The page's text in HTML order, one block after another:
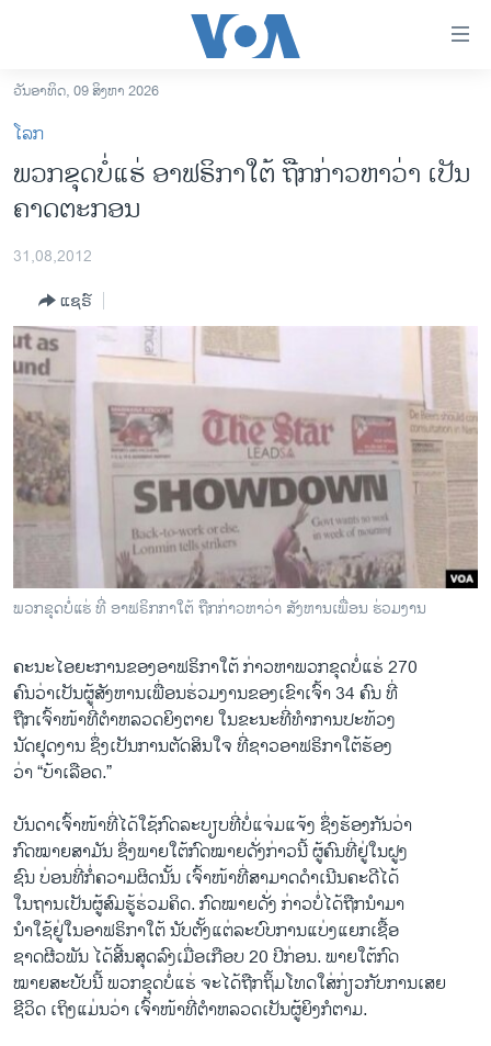
ເຂົ້າ
ຫາ
ຂ້າມ
ຂ້າມ
ຫາ
ອາເມຣິກາ
ຂ່າວ​ຈີນ
ໂລກ
ເອເຊຍ
ອິດສະຫຼະພາບດ້ານການຂ່າວ
ຊີວິດຊາວລາວ
ຊຸມຊົນຊາວລາວ
ວິທະຍາສາດ-ເທັກໂນໂລຈີ
ພາສາອັງກິດ
ວີດີໂອ
ສຽງ
ລາຍການກະຈາຍສຽງ
ລາຍງານ
ຕິດຕາມພວກເຮົາ ທີ່
ພາສາຕ່າງໆ
ວັນອາທິດ, 09 ສິງຫາ 2026
ໂລກ
ພວກຂຸດບໍ່ແຮ່ ອາຟຣິກາໃຕ້ ຖືກກ່າວຫາວ່າ ເປັນ
ຄາດຕະກອນ
31,08,2012
ແຊຣ໌
ພວກຂຸດບໍ່ແຮ່ ທີ່ ອາຟຣິກກາໃຕ້ ຖືກກ່າວຫາວ່າ ສັງຫານເພື່ອນ ຮ່ວມງານ
ຄະນະໄອ​ຍະ​ການຂອງອາ​ຟຣິກາ​ໃຕ້ ​ກ່າວ​ຫາພວກ​ຂຸດ​ບໍ່ແຮ່ 270
ຄົນ​ວ່າ​ເປັນຜູ້ສັງຫານ​ເພື່ອນ​ຮ່ວມ​ງານ​ຂອງ​ເຂົາ​ເຈົ້າ 34 ຄົນ ທີ່​
ຖືກ​ເຈົ້າ​ໜ້າ​ທີ່​ຕໍາຫລວດ​ຍິງ​ຕາຍ ​ໃນ​ຂະນະ​ທີ່​ທໍາ​ການ​ປະ​ທ້ວງ
ນັດ​ຢຸດ​ງານ ຊຶ່ງ​ເປັນການ​ຕັດສິນ​ໃຈ ທີ່​ຊາວອາ​ຟຣິກາ​ໃຕ້ຮ້ອງ​
ວ່າ “ບ້າ​ເລືອດ.”
ບັນດາ​ເຈົ້າໜ້າ​ທີ່ໄດ້ໃຊ້ກົດ​ລະບຽບ​ທີ່​ບໍ່​ແຈ່​ມ​ແຈ້ງ ຊຶ່ງ​ຮ້ອງ​ກັນ​ວ່າ
ກົດໝາຍ​ສາ​ມັນ ຊຶ່ງ​ພາຍ​ໃຕ້​ກົດໝາຍ​ດັ່ງກ່າວ​ນີ້ ຜູ້​ຄົນ​ທີ່ຢູ່​ໃນ​ຝູງ
​ຊົນ ​ບ່ອນ​ທີ່ກໍ່​ຄວາມ​ຜິດ​ນັ້ນ ​ເຈົ້າ​ໜ້າ​ທີ່​ສາມາດ​ດຳ​ເນີນ​ຄະດີ​ໄດ້​
ໃນ​ຖານ​ເປັນ​ຜູ້​ສົມຮູ້​ຮ່ວມຄິດ. ກົດໝາຍ​ດັ່ງ ກ່າວ​ບໍ່​ໄດ້​ຖື​ກນໍາ​ມາ
ນໍາໃຊ້ຢູ່​ໃນອາ​ຟຣິກາ​ໃຕ້ ນັບ​ຕັ້ງ​ແຕ່ລະບົບການ​ແບ່ງ​ແຍກ​ເຊື້ອ
ຊາດຜີວພັນ ​ໄດ້​ສີ້​ນສຸດ​ລົງເມື່ອເກືອບ 20 ປີ​ກ່ອນ. ພາຍ​ໃຕ້​ກົດ
ໝາຍ​ສະບັບ​ນີ້ ພວກ​ຂຸດ​ບໍ່ແຮ່ ຈະ​ໄດ້​ຖືກ​ຖິ້ມ​ໂທດ​ໃສ່​ກ່ຽວ​ກັບ​ການ​ເສຍ​
ຊີວິດ ເຖິງ​ແມ່ນ​ວ່າ ເຈົ້າ​ໜ້າ​ທີ່​ຕໍາຫລວດ​ເປັນ​ຜູ້ຍິງກໍ​ຕາມ.